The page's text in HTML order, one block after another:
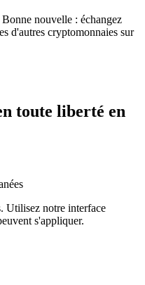
nouvelle : échangez
d'autres cryptomonnaies sur
toute liberté en
Utilisez notre interface
s'appliquer.